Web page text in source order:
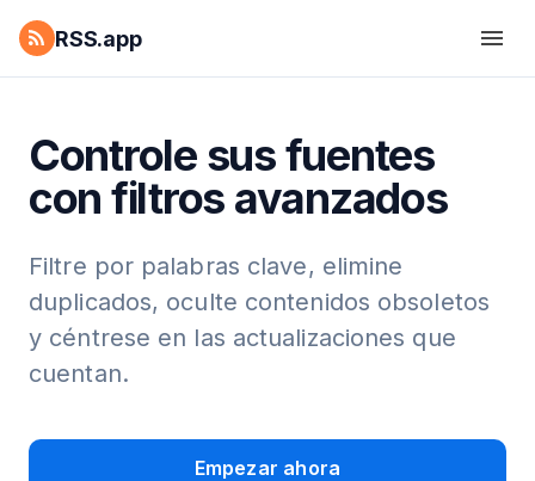
RSS.app
Controle sus fuentes
con filtros avanzados
Filtre por palabras clave, elimine
duplicados, oculte contenidos obsoletos
y céntrese en las actualizaciones que
cuentan.
Empezar ahora